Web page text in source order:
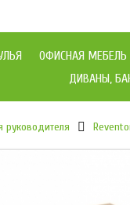
ОФИСНАЯ МЕБЕЛЬ
ДИВАНЫ,